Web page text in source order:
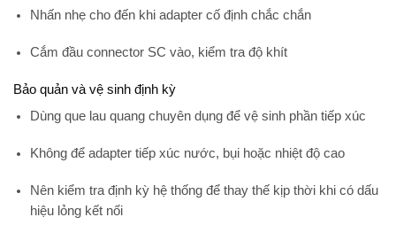
Nhấn nhẹ cho đến khi adapter cố định chắc chắn
Cắm đầu connector SC vào, kiểm tra độ khít
Bảo quản và vệ sinh định kỳ
Dùng que lau quang chuyên dụng để vệ sinh phần tiếp xúc
Không để adapter tiếp xúc nước, bụi hoặc nhiệt độ cao
Nên kiểm tra định kỳ hệ thống để thay thế kịp thời khi có dấu
hiệu lỏng kết nối